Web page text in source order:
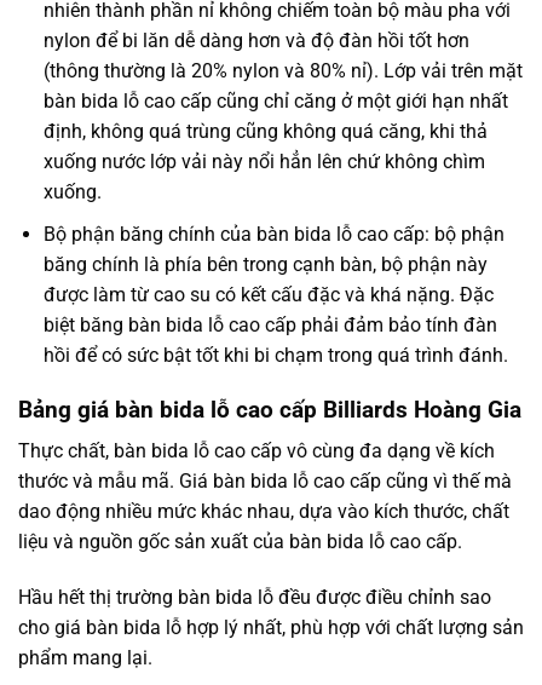
nhiên thành phần nỉ không chiếm toàn bộ màu pha với
nylon để bi lăn dễ dàng hơn và độ đàn hồi tốt hơn
(thông thường là 20% nylon và 80% nỉ). Lớp vải trên mặt
bàn bida lỗ cao cấp cũng chỉ căng ở một giới hạn nhất
định, không quá trùng cũng không quá căng, khi thả
xuống nước lớp vải này nổi hẳn lên chứ không chìm
xuống.
Bộ phận băng chính của bàn bida lỗ cao cấp: bộ phận
băng chính là phía bên trong cạnh bàn, bộ phận này
được làm từ cao su có kết cấu đặc và khá nặng. Đặc
biệt băng bàn bida lỗ cao cấp phải đảm bảo tính đàn
hồi để có sức bật tốt khi bi chạm trong quá trình đánh.
Bảng giá bàn bida lỗ cao cấp Billiards Hoàng Gia
Thực chất, bàn bida lỗ cao cấp vô cùng đa dạng về kích
thước và mẫu mã. Giá bàn bida lỗ cao cấp cũng vì thế mà
dao động nhiều mức khác nhau, dựa vào kích thước, chất
liệu và nguồn gốc sản xuất của bàn bida lỗ cao cấp.
Hầu hết thị trường bàn bida lỗ đều được điều chỉnh sao
cho giá bàn bida lỗ hợp lý nhất, phù hợp với chất lượng sản
phẩm mang lại.